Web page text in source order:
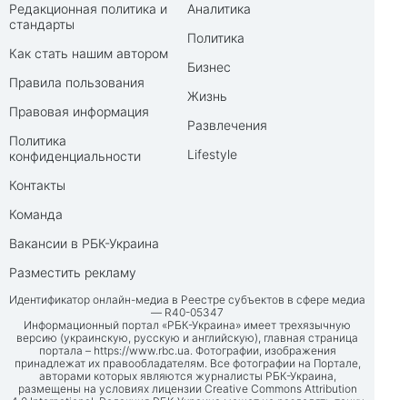
Редакционная политика и
стандарты
Как стать нашим автором
Правила пользования
Правовая информация
Политика
конфиденциальности
Контакты
Команда
Вакансии в РБК-Украина
Разместить рекламу
Аналитика
Политика
Бизнес
Жизнь
Развлечения
Lifestyle
Идентификатор онлайн-медиа в Реестре субъектов в сфере медиа
— R40-05347
Информационный портал «РБК-Украина» имеет трехязычную
версию (украинскую, русскую и английскую), главная страница
портала – https://www.rbc.ua. Фотографии, изображения
принадлежат их правообладателям. Все фотографии на Портале,
авторами которых являются журналисты РБК-Украина,
размещены на условиях лицензии Creative Commons Attribution